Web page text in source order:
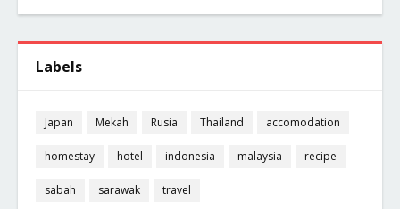
Labels
Japan Mekah Rusia Thailand accomodation
homestay hotel indonesia malaysia recipe
sabah sarawak travel